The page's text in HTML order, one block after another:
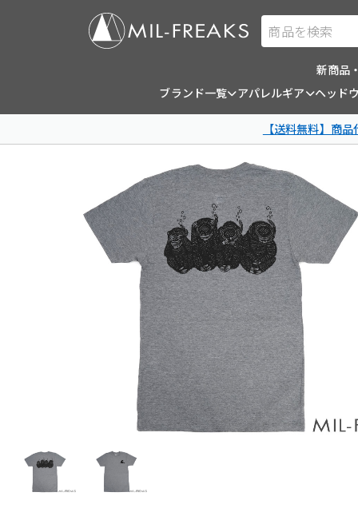
商品を検索
新商品
ブランド一覧
アパレルギア ヘッド
【送料無料】商